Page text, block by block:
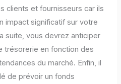
clients et fournisseurs car ils
impact significatif sur votre
suite, vous devrez anticiper
trésorerie en fonction des
du marché. Enfin, il
de prévoir un fonds